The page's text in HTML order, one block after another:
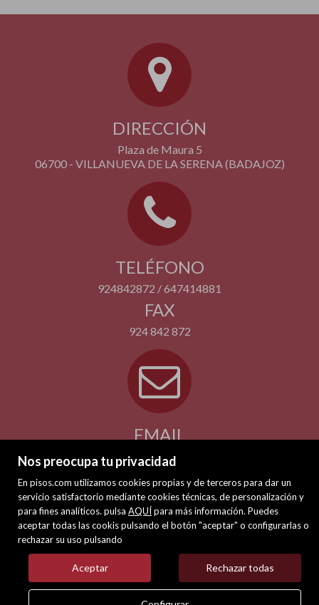
Nos preocupa tu privacidad
En pisos.com utilizamos cookies propias y de terceros para dar un
servicio satisfactorio mediante cookies técnicas, de personalización y
para fines analíticos. pulsa AQUÍ para más información. Puedes
aceptar todas las cookis pulsando el botón "aceptar" o configurarlas o
rechazar su uso pulsando
Aceptar Rechazar todas
DIRECCIÓN
Plaza de Maura 5
06700 - VILLANUEVA DE LA SERENA (BADAJOZ)
TELÉFONO
924842872 / 647414881
FAX
924 842 872
EMAIL
extremafincas@extremafincas.com